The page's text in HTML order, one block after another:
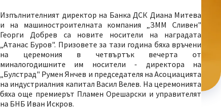
Изпълнителният директор на Банка ДСК Диана Митева
и на машиностроителната компания „ЗММ Сливен"
Георги Добрев са новите носители на наградата
„Атанас Буров". Призовете за тази година бяха връчени
на церемония в четвъртък вечерта от
миналогодишните им носители - директора на
„Булстрад" Румен Янчев и председателя на Асоциацията
на индустриалния капитал Васил Велев. На церемонията
бяха още премиерът Пламен Орешарски и управителят
на БНБ Иван Искров.